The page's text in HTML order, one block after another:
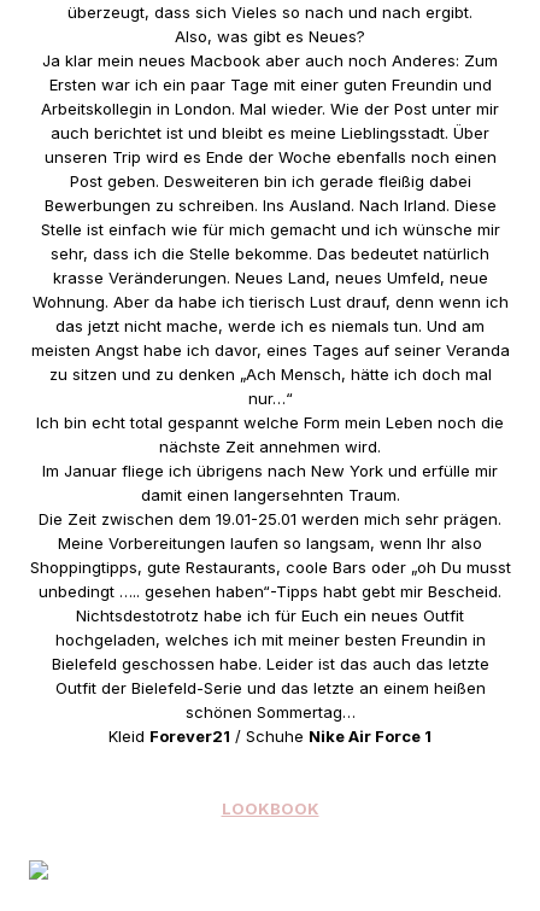
überzeugt, dass sich Vieles so nach und nach ergibt.
Also, was gibt es Neues?
Ja klar mein neues Macbook aber auch noch Anderes: Zum
Ersten war ich ein paar Tage mit einer guten Freundin und
Arbeitskollegin in London. Mal wieder. Wie der Post unter mir
auch berichtet ist und bleibt es meine Lieblingsstadt. Über
unseren Trip wird es Ende der Woche ebenfalls noch einen
Post geben. Desweiteren bin ich gerade fleißig dabei
Bewerbungen zu schreiben. Ins Ausland. Nach Irland. Diese
Stelle ist einfach wie für mich gemacht und ich wünsche mir
sehr, dass ich die Stelle bekomme. Das bedeutet natürlich
krasse Veränderungen. Neues Land, neues Umfeld, neue
Wohnung. Aber da habe ich tierisch Lust drauf, denn wenn ich
das jetzt nicht mache, werde ich es niemals tun. Und am
meisten Angst habe ich davor, eines Tages auf seiner Veranda
zu sitzen und zu denken „Ach Mensch, hätte ich doch mal
nur…“
Ich bin echt total gespannt welche Form mein Leben noch die
nächste Zeit annehmen wird.
Im Januar fliege ich übrigens nach New York und erfülle mir
damit einen langersehnten Traum.
Die Zeit zwischen dem 19.01-25.01 werden mich sehr prägen.
Meine Vorbereitungen laufen so langsam, wenn Ihr also
Shoppingtipps, gute Restaurants, coole Bars oder „oh Du musst
unbedingt ….. gesehen haben“-Tipps habt gebt mir Bescheid.
Nichtsdestotrotz habe ich für Euch ein neues Outfit
hochgeladen, welches ich mit meiner besten Freundin in
Bielefeld geschossen habe. Leider ist das auch das letzte
Outfit der Bielefeld-Serie und das letzte an einem heißen
schönen Sommertag…
Kleid Forever21 / Schuhe Nike Air Force 1
LOOKBOOK